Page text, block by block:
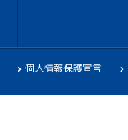
個人情報保護宣言